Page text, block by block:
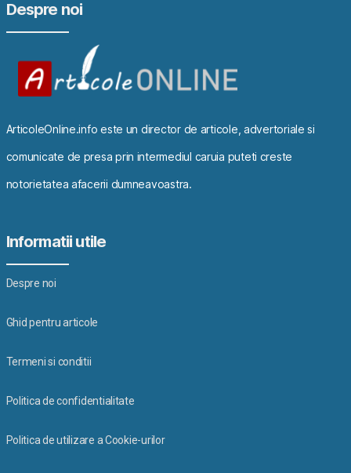
Despre noi
ArticoleOnline.info este un director de articole, advertoriale si
comunicate de presa prin intermediul caruia puteti creste
notorietatea afacerii dumneavoastra.
Informatii utile
Despre noi
Ghid pentru articole
Termeni si conditii
Politica de confidentialitate
Politica de utilizare a Cookie-urilor